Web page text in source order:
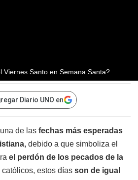
Viernes Santo en Semana Santa?
Diario UNO en
de las fechas más esperadas
debido a que simboliza el
el perdón de los pecados de la
católicos, estos días son de igual